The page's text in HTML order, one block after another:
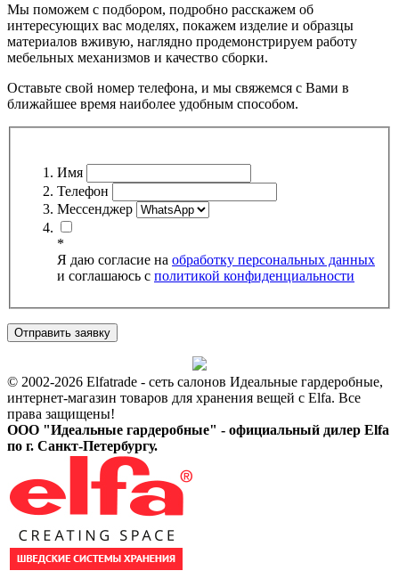
Мы поможем с подбором, подробно расскажем об
интересующих вас моделях, покажем изделие и образцы
материалов вживую, наглядно продемонстрируем работу
мебельных механизмов и качество сборки.
Оставьте свой номер телефона, и мы свяжемся с Вами в
ближайшее время наиболее удобным способом.
Имя
Телефон
Мессенджер
*
Я даю согласие на обработку персональных данных
и соглашаюсь c политикой конфиденциальности
© 2002-2026 Elfatrade - сеть салонов Идеальные гардеробные,
интернет-магазин товаров для хранения вещей с Elfa. Все
права защищены!
ООО "Идеальные гардеробные" - официальный дилер Elfa
по г. Санкт-Петербургу.